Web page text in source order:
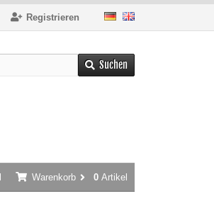
Registrieren
Suchen
Warenkorb 0 Artikel